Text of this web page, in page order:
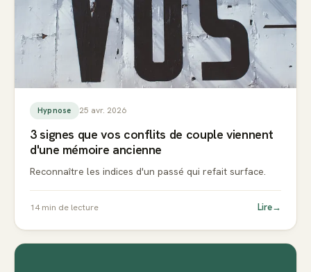
Hypnose 25 avr. 2026
3 signes que vos conflits de couple viennent
d'une mémoire ancienne
Reconnaître les indices d'un passé qui refait surface.
14min de lecture Lire→